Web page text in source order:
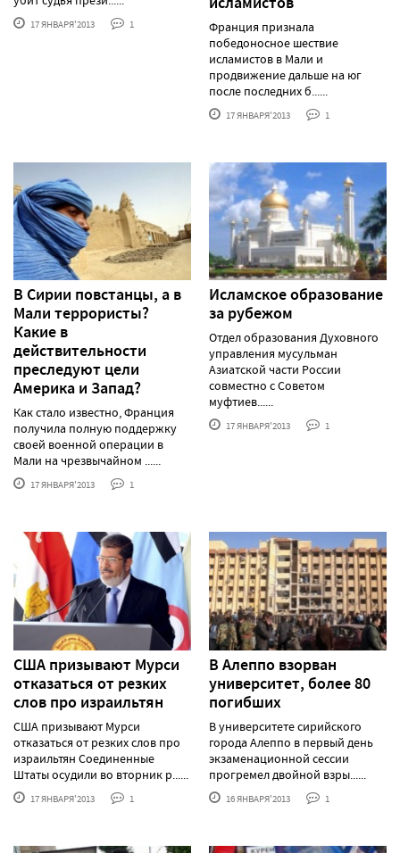
17 ЯНВАРЯ'2013 1
Франция признала
победоносное шествие
исламистов в Мали и
продвижение дальше на юг
после последних б......
17 ЯНВАРЯ'2013 1
В Сирии повстанцы, а в
Мали террористы?
Какие в
действительности
преследуют цели
Америка и Запад?
Как стало известно, Франция
получила полную поддержку
своей военной операции в
Мали на чрезвычайном ......
17 ЯНВАРЯ'2013 1
Исламское образование
за рубежом
Отдел образования Духовного
управления мусульман
Азиатской части России
совместно с Советом
муфтиев......
17 ЯНВАРЯ'2013 1
США призывают Мурси
отказаться от резких
слов про израильтян
США призывают Мурси
отказаться от резких слов про
израильтян Соединенные
Штаты осудили во вторник р......
17 ЯНВАРЯ'2013 1
В Алеппо взорван
университет, более 80
погибших
В университете сирийского
города Алеппо в первый день
экзаменационной сессии
прогремел двойной взры......
16 ЯНВАРЯ'2013 1